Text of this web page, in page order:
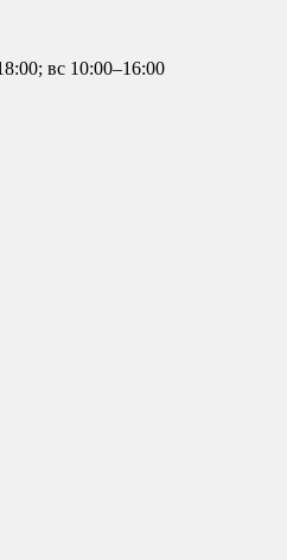
вс 10:00–16:00